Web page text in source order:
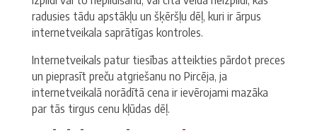
radusies tādu apstākļu un šķēršļu dēļ, kuri ir ārpus
internetveikala saprātīgas kontroles.
Internetveikals patur tiesības atteikties pārdot preces
un pieprasīt preču atgriešanu no Pircēja, ja
internetveikalā norādītā cena ir ievērojami mazāka
par tās tirgus cenu kļūdas dēļ.